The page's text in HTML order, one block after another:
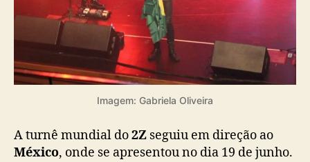
Imagem: Gabriela Oliveira
A turnê mundial do2Z seguiu em direção ao
México, onde se apresentou no dia 19 de junho.